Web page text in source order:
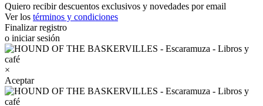
Quiero recibir descuentos exclusivos y novedades por email
Ver los términos y condiciones
Finalizar registro
o iniciar sesión
×
Aceptar